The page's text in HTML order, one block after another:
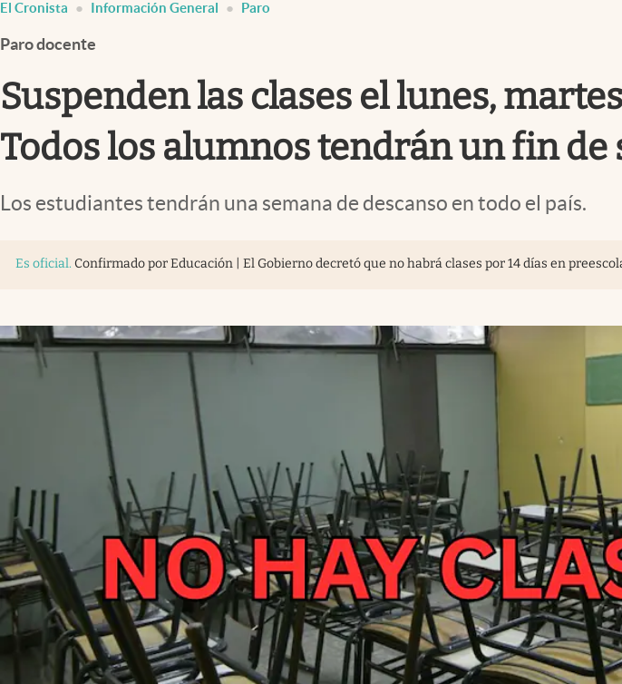
Infotechnology
Clase
Clima
Mundial 2026
Eventos Corporativos
El Cronista Información General Paro
Paro docente
Suspenden las clases el lunes,
Todos los alumnos tendrán un fin de
Los estudiantes tendrán una semana de descanso en todo el país.
Es oficial. Confirmado por Educación | El Gobierno decretó que no habrá clases por 14 días en